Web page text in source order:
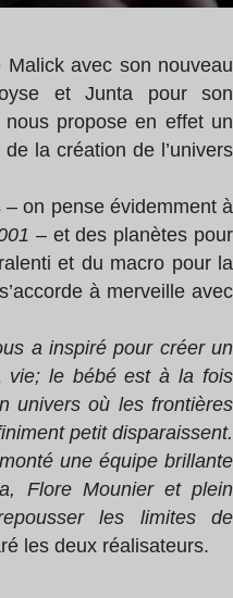
Malick avec son nouveau
et Junta pour son
propose en effet un
la création de l’univers
on pense évidemment à
– et des planètes pour
et du macro pour la
à merveille avec
a inspiré pour créer un
vie; le bébé est à la fois
univers où les frontières
petit disparaissent.
une équipe brillante
Flore Mounieret plein
les limites de
les deux réalisateurs.